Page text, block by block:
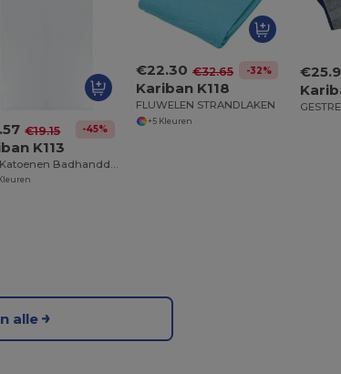
€19.15 -45%
K113
€22.30 €32.65 -32%
Kariban K118
FLUWELEN STRANDLAKEN
+5 Kleuren
alle